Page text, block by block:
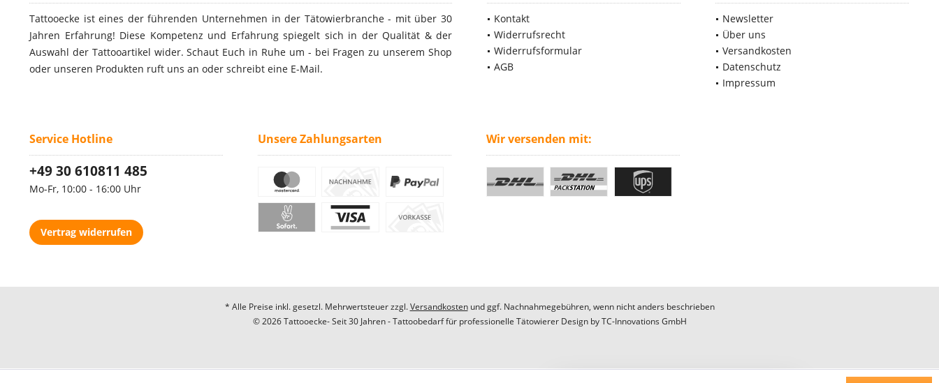
Tattooecke ist eines der führenden Unternehmen in der Tätowierbranche - mit über 30
Jahren Erfahrung! Diese Kompetenz und Erfahrung spiegelt sich in der Qualität & der
Auswahl der Tattooartikel wider. Schaut Euch in Ruhe um - bei Fragen zu unserem Shop
oder unseren Produkten ruft uns an oder schreibt eine E-Mail.
Kontakt
Widerrufsrecht
Widerrufsformular
AGB
Newsletter
Über uns
Versandkosten
Datenschutz
Impressum
Service Hotline
+49 30 610811 485
Mo-Fr, 10:00 - 16:00 Uhr
Vertrag widerrufen
Unsere Zahlungsarten Wir versenden mit:
* Alle Preise inkl. gesetzl. Mehrwertsteuer zzgl.Versandkostenund ggf. Nachnahmegebühren, wenn nicht anders beschrieben
© 2026 Tattooecke- Seit 30 Jahren - Tattoobedarf für professionelle Tätowierer Design byTC-Innovations GmbH